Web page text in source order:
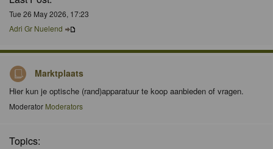
Tue 26 May 2026, 17:23
Adri Gr Nuelend
Marktplaats
Hier kun je optische (rand)apparatuur te koop aanbieden of vragen.
Moderator Moderators
Topics: